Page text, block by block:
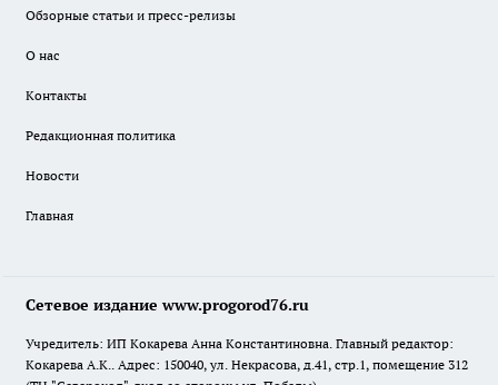
Обзорные статьи и пресс-релизы
О нас
Контакты
Редакционная политика
Новости
Главная
Сетевое издание www.progorod76.ru
Учредитель: ИП Кокарева Анна Константиновна. Главный редактор:
Кокарева А.К.. Адрес: 150040, ул. Некрасова, д.41, стр.1, помещение 312